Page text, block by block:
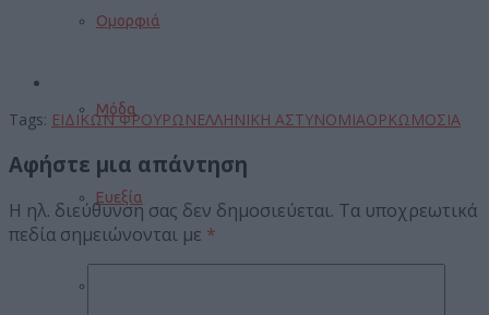
Ομορφιά
Μόδα
Ευεξία
Tags: ΕΙΔΙΚΩΝ ΦΡΟΥΡΩΝΕΛΛΗΝΙΚΗ ΑΣΤΥΝΟΜΙΑΟΡΚΩΜΟΣΙΑ
Αφήστε μια απάντηση
Η ηλ. διεύθυνση σας δεν δημοσιεύεται. Τα υποχρεωτικά
πεδία σημειώνονται με *